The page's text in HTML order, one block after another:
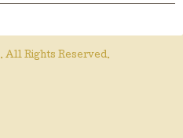
. All Rights Reserved.